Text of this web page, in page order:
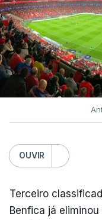
OUVIR
Terceiro
Benfica já